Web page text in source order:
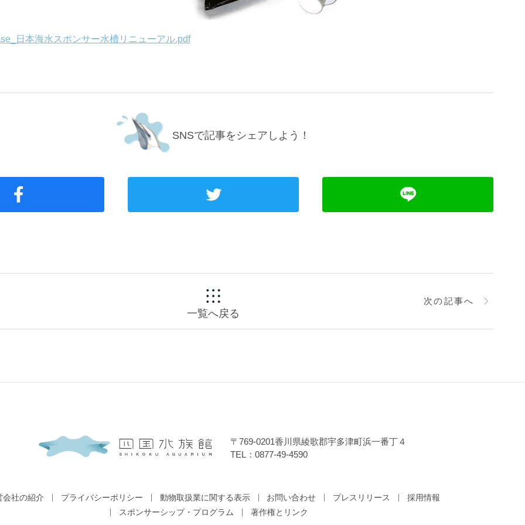
日本海水スポンサー水槽リニューアル.pdf
SNSで記事をシェアしよう！
一覧へ戻る
次の記事へ
〒769-0201香川県綾歌郡宇多津町浜一番丁４
TEL：0877-49-4590
会社の紹介 プライバシーポリシー 動物取扱業に関する表示 お問い合わせ プレスリリース
採用情報
スポンサーシップ・プログラム
著作権とリンク